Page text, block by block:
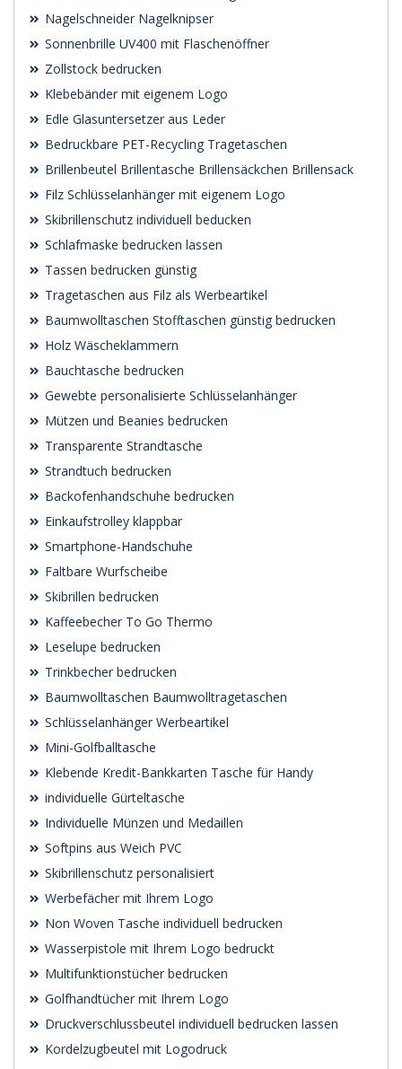
Nagelschneider Nagelknipser
Sonnenbrille UV400 mit Flaschenöffner
Zollstock bedrucken
Klebebänder mit eigenem Logo
Edle Glasuntersetzer aus Leder
Bedruckbare PET-Recycling Tragetaschen
Brillenbeutel Brillentasche Brillensäckchen Brillensack
Filz Schlüsselanhänger mit eigenem Logo
Skibrillenschutz individuell beducken
Schlafmaske bedrucken lassen
Tassen bedrucken günstig
Tragetaschen aus Filz als Werbeartikel
Baumwolltaschen Stofftaschen günstig bedrucken
Holz Wäscheklammern
Bauchtasche bedrucken
Gewebte personalisierte Schlüsselanhänger
Mützen und Beanies bedrucken
Transparente Strandtasche
Strandtuch bedrucken
Backofenhandschuhe bedrucken
Einkaufstrolley klappbar
Smartphone-Handschuhe
Faltbare Wurfscheibe
Skibrillen bedrucken
Kaffeebecher To Go Thermo
Leselupe bedrucken
Trinkbecher bedrucken
Baumwolltaschen Baumwolltragetaschen
Schlüsselanhänger Werbeartikel
Mini-Golfballtasche
Klebende Kredit-Bankkarten Tasche für Handy
individuelle Gürteltasche
Individuelle Münzen und Medaillen
Softpins aus Weich PVC
Skibrillenschutz personalisiert
Werbefächer mit Ihrem Logo
Non Woven Tasche individuell bedrucken
Wasserpistole mit Ihrem Logo bedruckt
Multifunktionstücher bedrucken
Golfhandtücher mit Ihrem Logo
Druckverschlussbeutel individuell bedrucken lassen
Kordelzugbeutel mit Logodruck